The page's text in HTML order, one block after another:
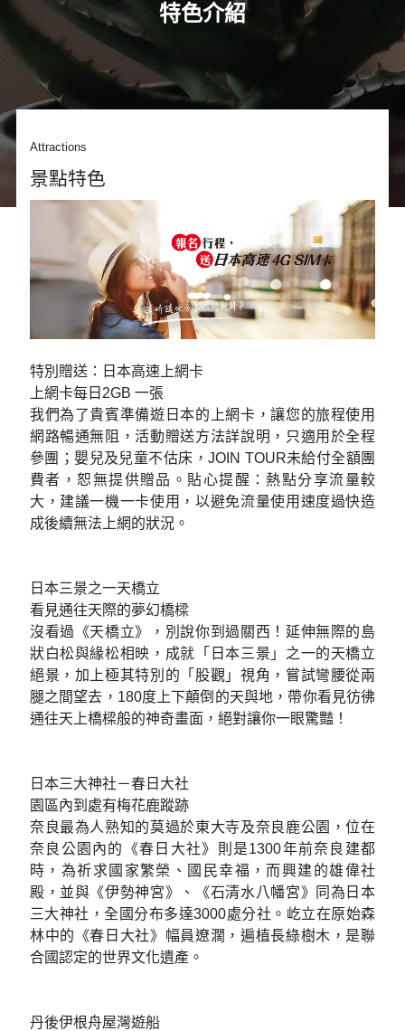
特色介紹
Attractions
景點特色
特別贈送：日本高速上網卡
上網卡每日2GB 一張
我們為了貴賓準備遊日本的上網卡，讓您的旅程使用
費者，恕無提供贈品。貼心提醒：熱點分享流量較
大，建議一機一卡使用，以避免流量使用速度過快造
成後續無法上網的狀況。
日本三景之一天橋立
看見通往天際的夢幻橋樑
絕景，加上極其特別的「股觀」視角，嘗試彎腰從兩